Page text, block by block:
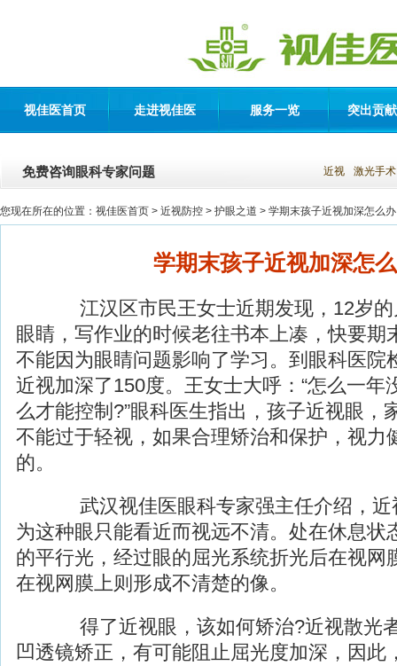
视佳医首页 走进视佳医 服务一览 突出贡
免费咨询眼科专家问题 近视 激光手术
您现在所在的位置： 视佳医首页 > 近视防控 > 护眼之道 > 学期末孩子近视加深怎么
学期末孩子近视加深怎
江汉区市民王女士近期发现，12岁的
眼睛，写作业的时候老往书本上凑，快要期
不能因为眼睛问题影响了学习。到眼科医院
近视加深了150度。王女士大呼：“怎么一年
么才能控制?”眼科医生指出，孩子近视眼，
不能过于轻视，如果合理矫治和保护，视力
的。
武汉视佳医眼科专家强主任介绍，近
为这种眼只能看近而视远不清。处在休息状
的平行光，经过眼的屈光系统折光后在视网
在视网膜上则形成不清楚的像。
得了近视眼，该如何矫治?近视散光
凹透镜矫正，有可能阻止屈光度加深，因此